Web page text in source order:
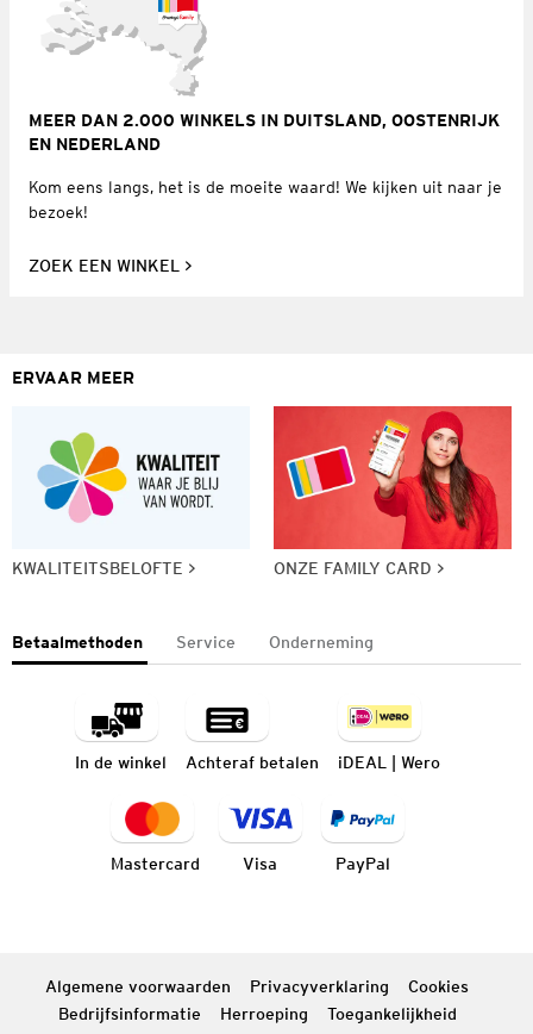
MEER DAN 2.000 WINKELS IN DUITSLAND, OOSTENRIJK
EN NEDERLAND
Kom eens langs, het is de moeite waard! We kijken uit naar je
bezoek!
ZOEK EEN WINKEL
ERVAAR MEER
KWALITEITSBELOFTE ONZE FAMILY CARD
Betaalmethoden Service Onderneming
In de winkel Achteraf betalen iDEAL | Wero
Mastercard Visa PayPal
Algemene voorwaarden Privacyverklaring
Cookies
Bedrijfsinformatie
Herroeping Toegankelijkheid